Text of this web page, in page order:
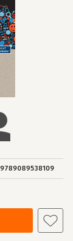
9789089538109